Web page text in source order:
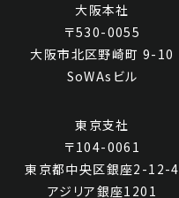
大阪本社
〒530-0055
大阪市北区野崎町 9-10
SoWAsビル
東京支社
〒104-0061
東京都中央区銀座2-12-4
アジリア銀座1201